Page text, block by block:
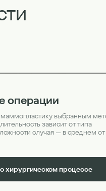
операции
маммопластику выбранным
зависит от типа
случая — в среднем от
хирургическом процессе